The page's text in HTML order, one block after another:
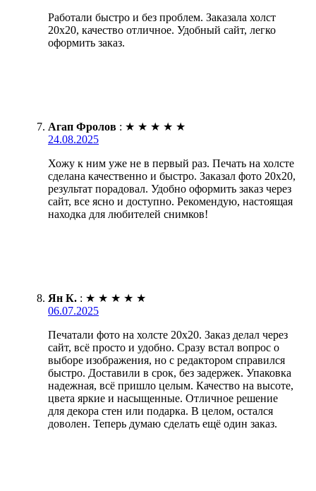
Работали быстро и без проблем. Заказала холст
20х20, качество отличное. Удобный сайт, легко
оформить заказ.
Агап Фролов : ★ ★ ★ ★ ★
24.08.2025
Хожу к ним уже не в первый раз. Печать на холсте
сделана качественно и быстро. Заказал фото 20х20,
результат порадовал. Удобно оформить заказ через
сайт, все ясно и доступно. Рекомендую, настоящая
находка для любителей снимков!
Ян К. : ★ ★ ★ ★ ★
06.07.2025
Печатали фото на холсте 20х20. Заказ делал через
сайт, всё просто и удобно. Сразу встал вопрос о
выборе изображения, но с редактором справился
быстро. Доставили в срок, без задержек. Упаковка
надежная, всё пришло целым. Качество на высоте,
цвета яркие и насыщенные. Отличное решение
для декора стен или подарка. В целом, остался
доволен. Теперь думаю сделать ещё один заказ.